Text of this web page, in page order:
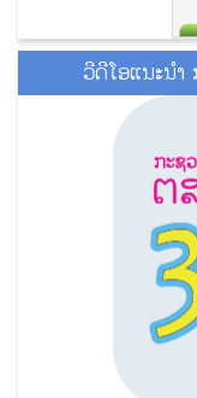
ວີດີໂອແນະນໍ